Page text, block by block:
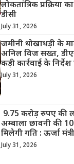
लोकतांत्रिक प्रक्रिया
डीसी
July 31, 2026
जमीनी धोखाधड़ी के
अनिल विज सख्त,
कड़ी कार्रवाई के निर्देश
July 31, 2026
9.75 करोड़ रुपए की
अम्बाला छावनी की
मिलेगी गति : ऊर्जा
July 31, 2026